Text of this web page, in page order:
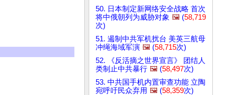
50. 日本制定新网络安全战略 首次
将中俄朝列为威胁对象 🖼️ (58,719
次)
51. 遏制中共军机扰台 美英三航母
冲绳海域军演 🖼️ (58,715次)
52. 《反活摘之世界宣言》 团结人
类制止中共暴行 🖼️ (58,497次)
53. 中共国手机内置审查功能 立陶
宛呼吁民众弃用 🖼️ (58,359次)